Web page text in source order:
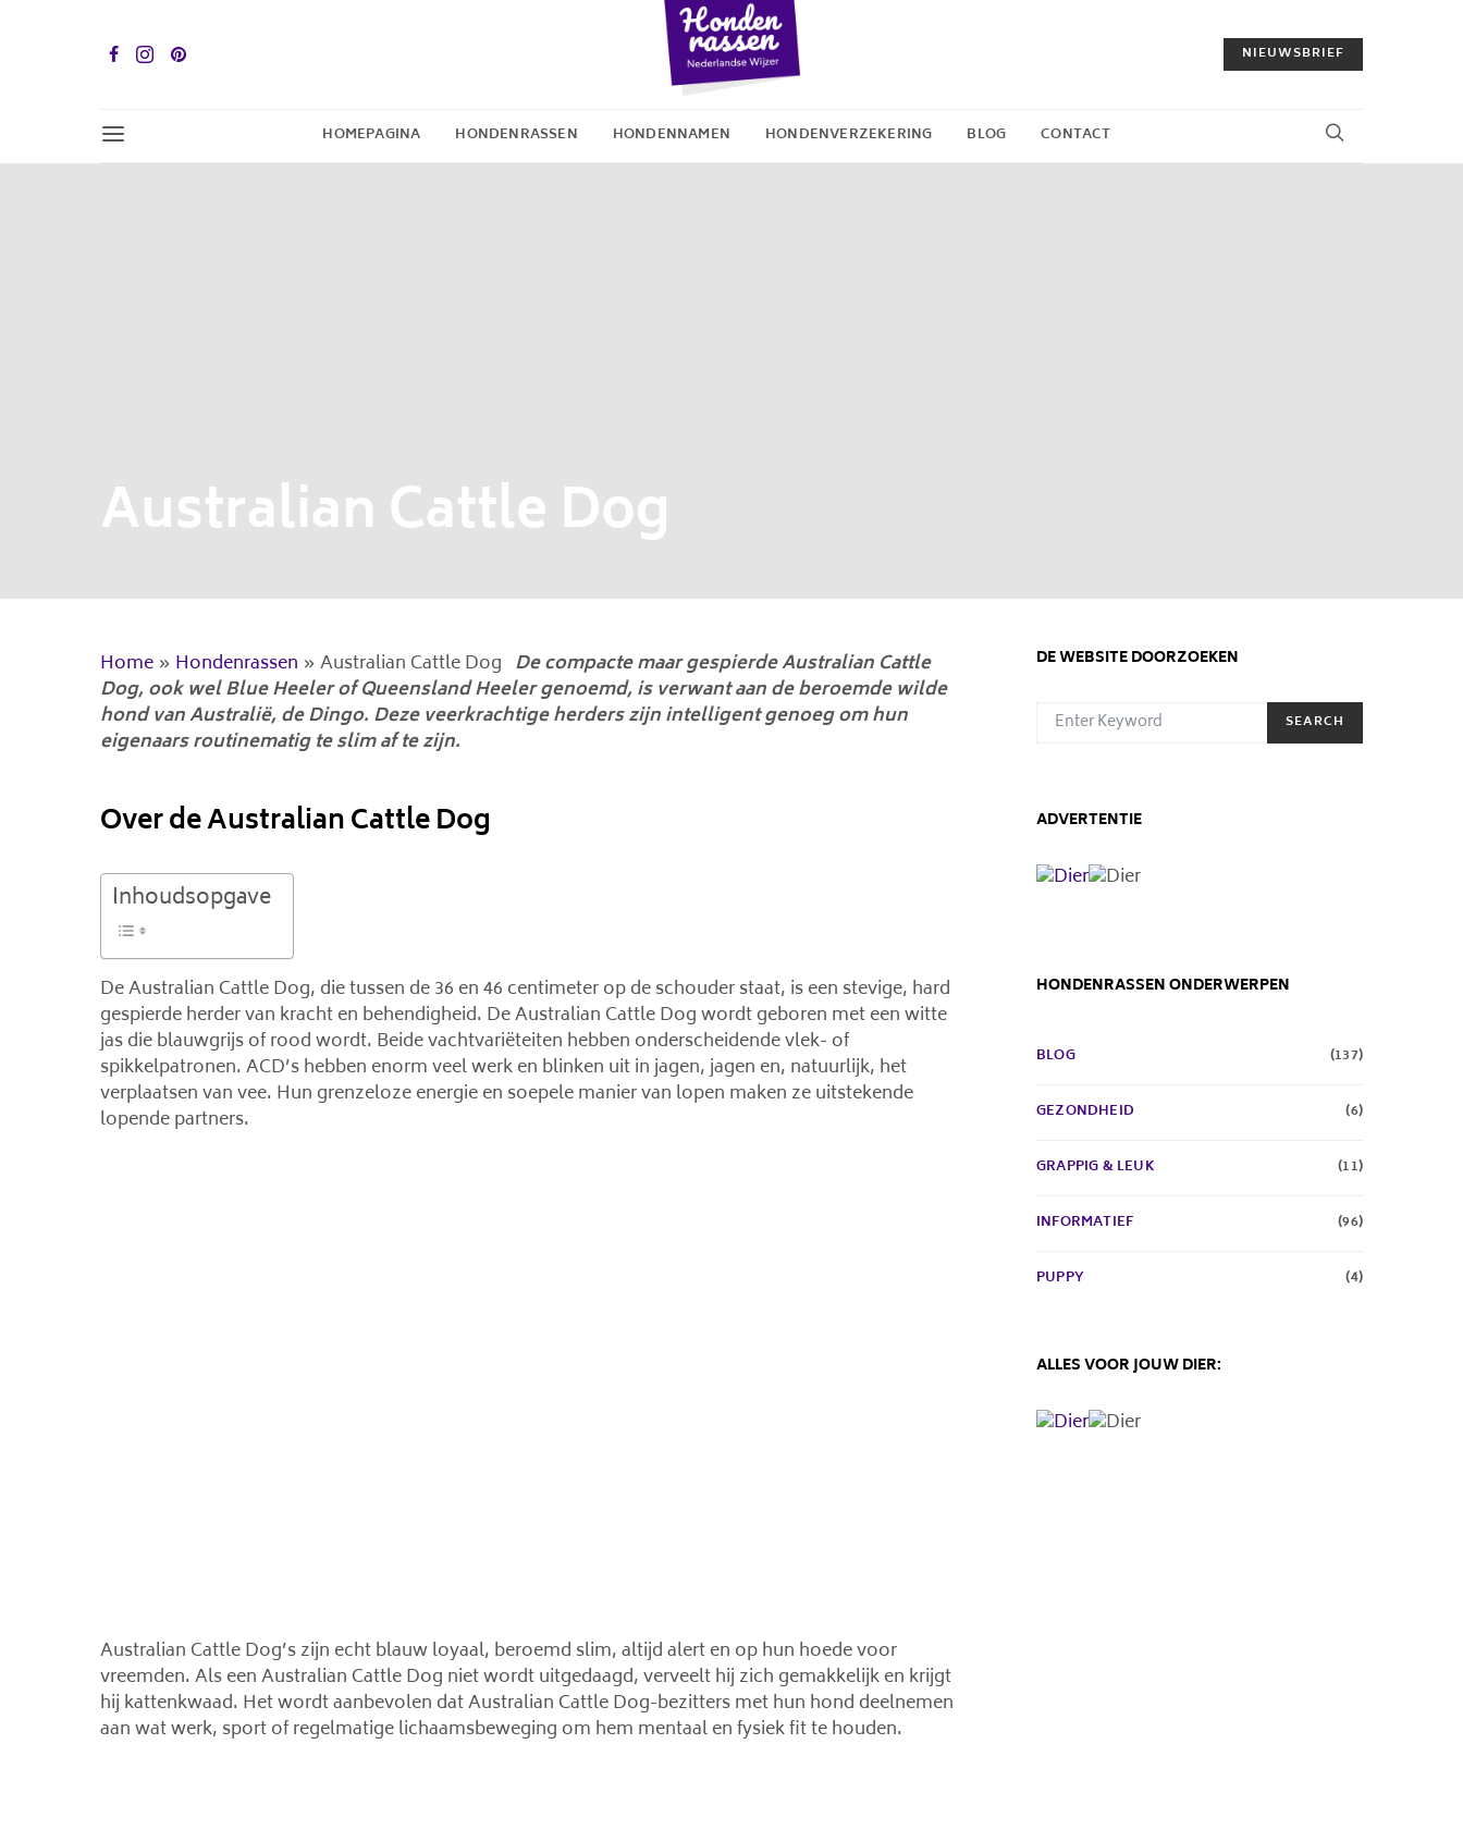
NIEUWSBRIEF
HOMEPAGINA HONDENRASSEN HONDENNAMEN HONDENVERZEKERING BLOG CONTACT
Australian Cattle Dog
Home » Hondenrassen »Australian Cattle Dog De compacte maar gespierde Australian Cattle
Dog, ook wel Blue Heeler of Queensland Heeler genoemd, is verwant aan de beroemde wilde
hond van Australië, de Dingo. Deze veerkrachtige herders zijn intelligent genoeg om hun
eigenaars routinematig te slim af te zijn.
Over de Australian Cattle Dog
Inhoudsopgave
De Australian Cattle Dog, die tussen de 36 en 46 centimeter op de schouder staat, is een stevige, hard
gespierde herder van kracht en behendigheid. De Australian Cattle Dog wordt geboren met een witte
jas die blauwgrijs of rood wordt. Beide vachtvariëteiten hebben onderscheidende vlek- of
spikkelpatronen. ACD’s hebben enorm veel werk en blinken uit in jagen, jagen en, natuurlijk, het
verplaatsen van vee. Hun grenzeloze energie en soepele manier van lopen maken ze uitstekende
lopende partners.
Australian Cattle Dog’s zijn echt blauw loyaal, beroemd slim, altijd alert en op hun hoede voor
vreemden. Als een Australian Cattle Dog niet wordt uitgedaagd, verveelt hij zich gemakkelijk en krijgt
hij kattenkwaad. Het wordt aanbevolen dat Australian Cattle Dog-bezitters met hun hond deelnemen
aan wat werk, sport of regelmatige lichaamsbeweging om hem mentaal en fysiek fit te houden.
DE WEBSITE DOORZOEKEN
SEARCH FOR:
SEARCH
ADVERTENTIE
HONDENRASSEN ONDERWERPEN
BLOG (137)
GEZONDHEID (6)
GRAPPIG & LEUK (11)
INFORMATIEF (96)
PUPPY (4)
ALLES VOOR JOUW DIER: